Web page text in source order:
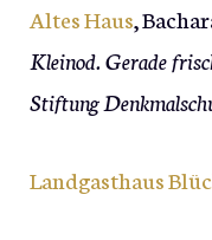
Altes Haus,
Kleinod. Gerade
Stiftung
Landgasthaus